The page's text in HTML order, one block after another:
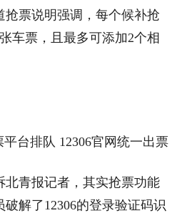
抢票说明强调，每个候补抢
车票，且最多可添加2个相
台排队 12306官网统一出票
青报记者，其实抢票功能
解了12306的登录验证码识